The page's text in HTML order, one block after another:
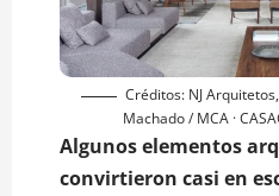
Créditos: NJ
Machado / MCA ·
Algunos elementos
convirtieron casi en